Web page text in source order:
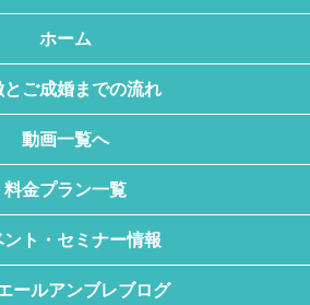
ホーム
とご成婚までの流れ
動画一覧へ
料金プラン一覧
ント・セミナー情報
ールアンブレブログ